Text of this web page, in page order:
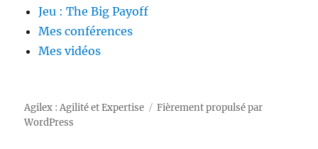
Jeu : The Big Payoff
Mes conférences
Mes vidéos
Agilex : Agilité et Expertise
Fièrement propulsé par
WordPress